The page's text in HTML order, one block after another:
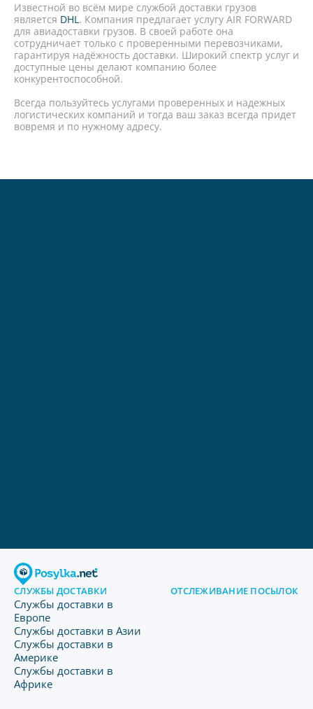
Известной во всём мире службой доставки грузов
является DHL. Компания предлагает услугу AIR FORWARD
для авиадоставки грузов. В своей работе она
сотрудничает только с проверенными перевозчиками,
гарантируя надёжность доставки. Широкий спектр услуг и
доступные цены делают компанию более
конкурентоспособной.
Всегда пользуйтесь услугами проверенных и надежных
логистических компаний и тогда ваш заказ всегда придет
вовремя и по нужному адресу.
СЛУЖБЫ ДОСТАВКИ
Службы доставки в
Европе
Службы доставки в Азии
Службы доставки в
Америке
Службы доставки в
Африке
ОТСЛЕЖИВАНИЕ ПОСЫЛОК